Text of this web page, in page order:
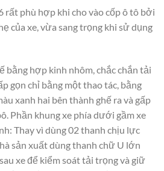
rất phù hợp khi cho vào cốp ô tô bởi
của xe, vừa sang trọng khi sử dụng
bằng hợp kinh nhôm, chắc chắn tải
gọn chỉ bằng một thao tác, bằng
xanh hai bên thành ghế ra và gấp
Phần khung xe phía dưới gầm xe
Thay vì dùng 02 thanh chịu lực
sản xuất dùng thanh chữ U lớn
xe để kiểm soát tải trọng và giữ